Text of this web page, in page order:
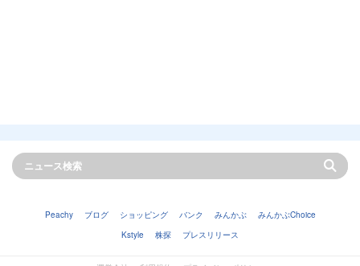
Peachy ブログ ショッピング バンク みんかぶ
みんかぶChoice
Kstyle
株探 プレスリリース